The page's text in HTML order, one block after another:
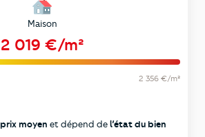
Maison
2 019 €/m²
2 356 €/m²
prix moyen et dépend del’état du bien